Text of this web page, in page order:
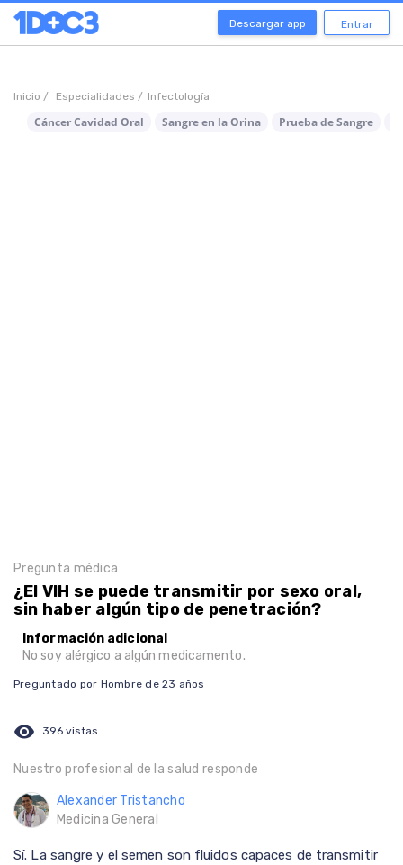
Descargar app Entrar
Inicio / Especialidades / Infectología
Cáncer Cavidad Oral Sangre en la Orina Prueba de Sangre
Pregunta médica
¿El VIH se puede transmitir por sexo oral,
sin haber algún tipo de penetración?
Información adicional
No soy alérgico a algún medicamento.
Preguntado por Hombre de 23 años
visibility 396 vistas
Nuestro profesional de la salud responde
Alexander Tristancho
Medicina General
Sí. La sangre y el semen son fluidos capaces de transmitir